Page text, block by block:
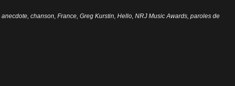
anecdote, chanson, France, Greg Kurstin, Hello, NRJ Music Awards, paroles de